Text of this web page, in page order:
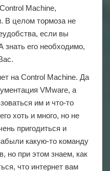
Machine,
В целом тормоза не
если вы
знать его необходимо,
на Control Machine. Да
VMware, а
им и что-то
хоть и много, но не
пригодиться и
какую-то команду
но при этом знаем, как
что интернет вам